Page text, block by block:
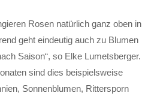
Rosen natürlich ganz oben in
geht eindeutig auch zu Blumen
Saison“, so Elke Lumetsberger.
sind dies beispielsweise
Sonnenblumen, Rittersporn